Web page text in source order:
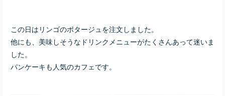
この日はリンゴのポタージュを注文しました。
他にも、美味しそうなドリンクメニューがたくさんあって迷いま
した。
パンケーキも人気のカフェです。